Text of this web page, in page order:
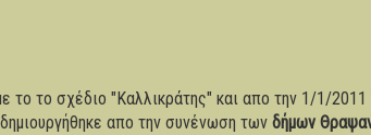
το το σχέδιο "Καλλικράτης" και απο την 1/1/
απο την συνένωση των δήμων